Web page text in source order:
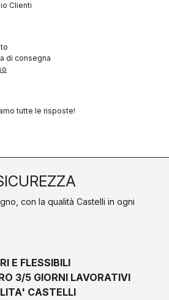
Clienti
di consegna
tutte le risposte!
con la qualità Castelli in ogni
E FLESSIBILI
3/5 GIORNI LAVORATIVI
CASTELLI